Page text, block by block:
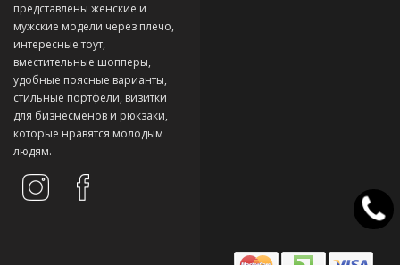
представлены женские и
мужские модели через плечо,
интересные тоут,
вместительные шопперы,
удобные поясные варианты,
стильные портфели, визитки
для бизнесменов и рюкзаки,
которые нравятся молодым
людям.